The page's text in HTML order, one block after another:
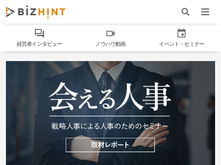
ワード検索
ナビ
経営者インタビュー ノウハウ動画 イベント・セミナー